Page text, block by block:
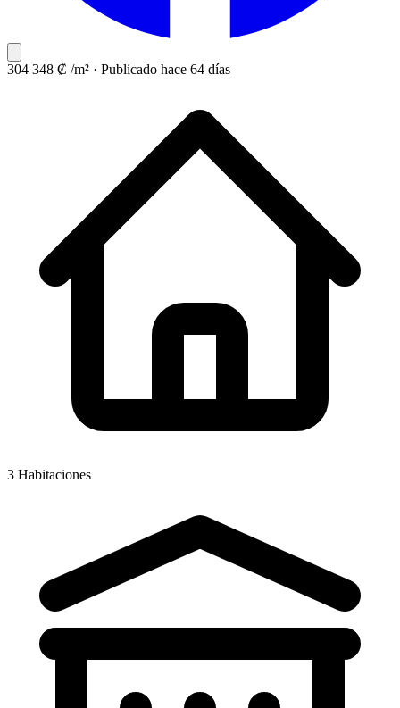
304 348 ₡ /m² · Publicado hace 64 días
3 Habitaciones